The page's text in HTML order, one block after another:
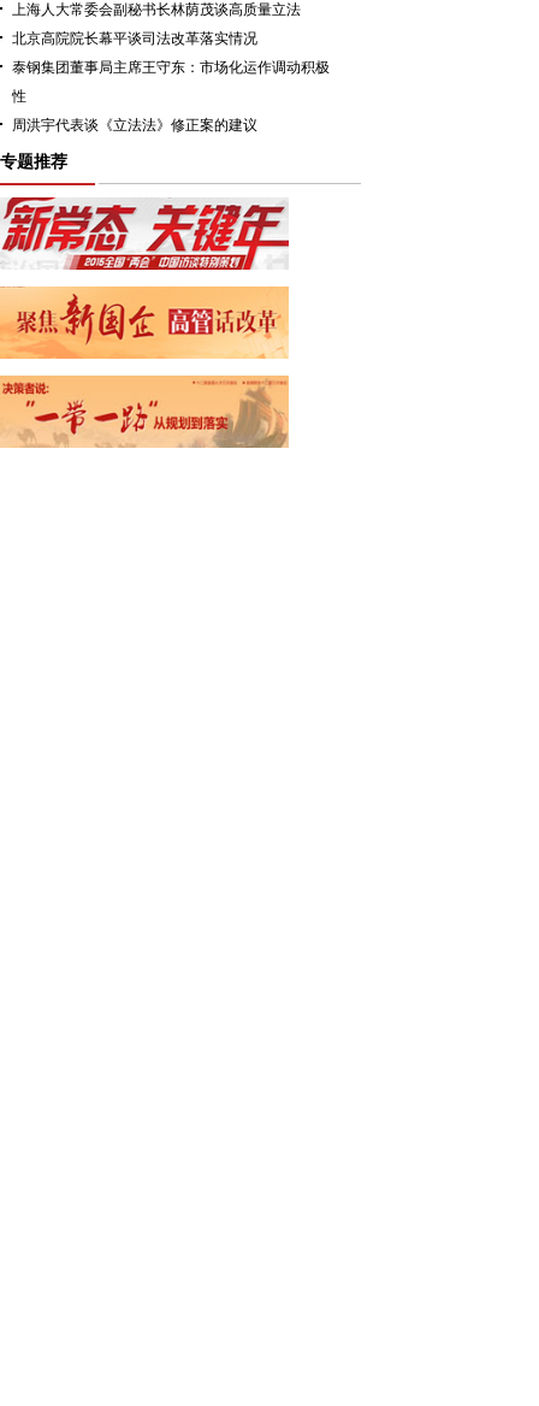
上海人大常委会副秘书长林荫茂谈高质量立法
北京高院院长幕平谈司法改革落实情况
泰钢集团董事局主席王守东：市场化运作调动积极
性
周洪宇代表谈《立法法》修正案的建议
专题推荐